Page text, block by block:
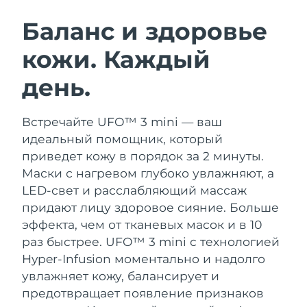
Баланс и здоровье
кожи. Каждый
день.
Встречайте UFO™ 3 mini — ваш
идеальный помощник, который
приведет кожу в порядок за 2 минуты.
Маски с нагревом глубоко увлажняют, а
LED-свет и расслабляющий массаж
придают лицу здоровое сияние. Больше
эффекта, чем от тканевых масок и в 10
раз быстрее. UFO™ 3 mini с технологией
Hyper-Infusion моментально и надолго
увлажняет кожу, балансирует и
предотвращает появление признаков
Очищение кожи
Anti-aging massage
LUNA™ 4 Plus
Massage, LED heating
LUNA™ 4 Men
For men, anti-aging massage
Microcurrent toning
BEAR™ 2 go
Microcurrent toning on-the-go
BEAR™ 2 eyes & lips
Microcurrent line smoothing device
Увлажнение
UFO™ 3 набор
Deep facial hydration
UFO™ 3 LED
Near-infrared and red light therapy
device
Забота о полости рта
issa™ 4
Hybrid silicone sonic toothbrush
issa™ 4 plus
Smart hybrid silicone sonic toothbrush
FAQ™ АНТИВОЗРАСТНОЙ УХОД
Омоложение LED-процедуры
NEW
Австралия
Ожидаемая дата доставки
Австрия
Бахрейн
Ожидаемая дата доставки
Бельгия
Ожидаемая дата доставки
08/08/2026
Бермудские о-ва
Ожидаемая дата доставки
14/08/2026
Босния и
Герцеговина
Ожидаемая дата доставки